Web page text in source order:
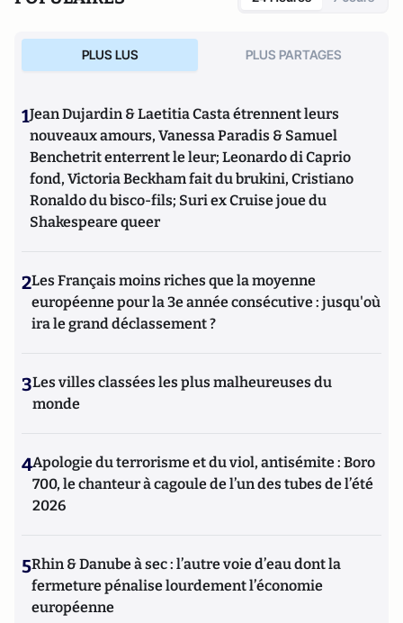
PLUS LUS PLUS PARTAGES
1Jean Dujardin & Laetitia Casta étrennent leurs
nouveaux amours, Vanessa Paradis & Samuel
Benchetrit enterrent le leur; Leonardo di Caprio
fond, Victoria Beckham fait du brukini, Cristiano
Ronaldo du bisco-fils; Suri ex Cruise joue du
Shakespeare queer
2Les Français moins riches que la moyenne
européenne pour la 3e année consécutive : jusqu'où
ira le grand déclassement ?
3Les villes classées les plus malheureuses du
monde
4Apologie du terrorisme et du viol, antisémite : Boro
700, le chanteur à cagoule de l’un des tubes de l’été
2026
5Rhin & Danube à sec : l’autre voie d’eau dont la
fermeture pénalise lourdement l’économie
européenne